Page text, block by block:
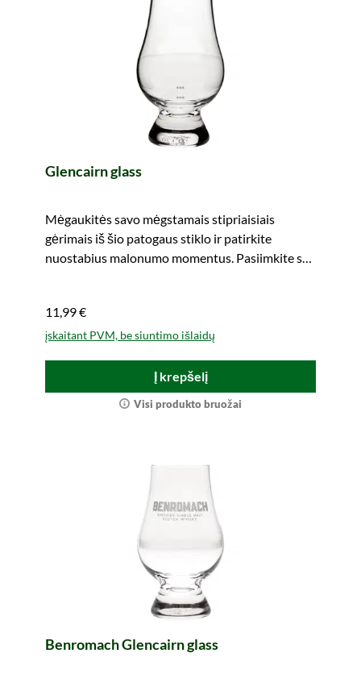
Glencairn glass
Mėgaukitės savo mėgstamais stipriaisiais
gėrimais iš šio patogaus stiklo ir patirkite
nuostabius malonumo momentus. Pasiimkite su
11,99 €
įskaitant PVM, be siuntimo išlaidų
Į krepšelį
Visi produkto bruožai
Benromach Glencairn glass